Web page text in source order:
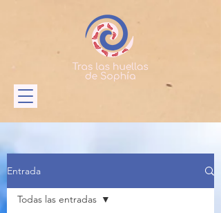
Entrada
Todas las entradas